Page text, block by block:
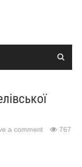
a comment 767